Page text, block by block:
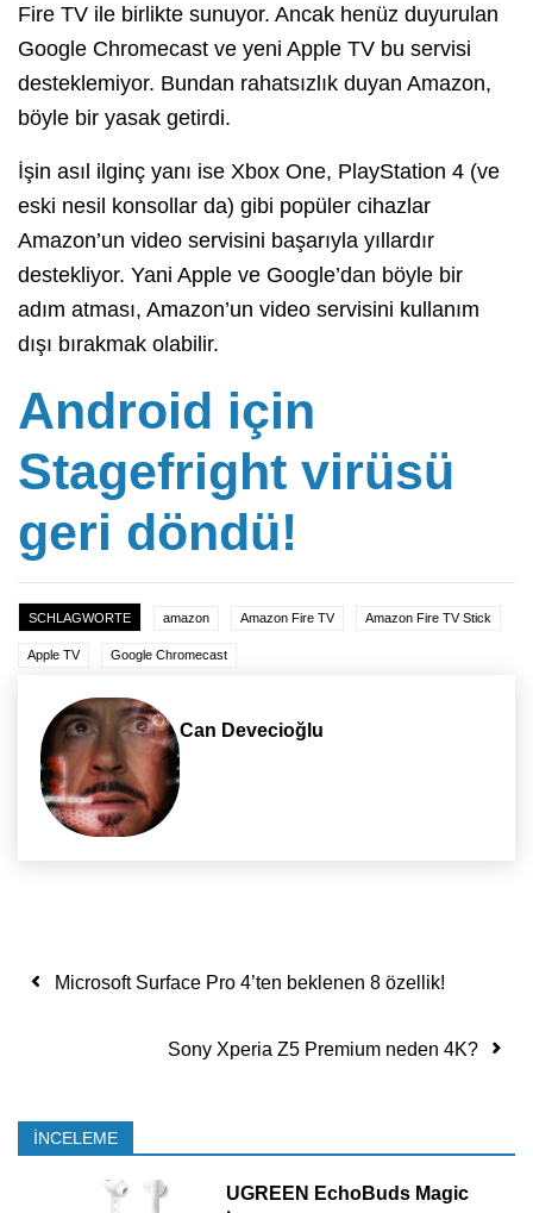
Fire TV ile birlikte sunuyor. Ancak henüz duyurulan
Google Chromecast ve yeni Apple TV bu servisi
desteklemiyor. Bundan rahatsızlık duyan Amazon,
böyle bir yasak getirdi.
İşin asıl ilginç yanı ise Xbox One, PlayStation 4 (ve
eski nesil konsollar da) gibi popüler cihazlar
Amazon’un video servisini başarıyla yıllardır
destekliyor. Yani Apple ve Google’dan böyle bir
adım atması, Amazon’un video servisini kullanım
dışı bırakmak olabilir.
Android için
Stagefright virüsü
geri döndü!
SCHLAGWORTE amazon Amazon Fire TV Amazon Fire TV Stick
Apple TV Google Chromecast
Can Devecioğlu
Yazı dolaşımı
Microsoft Surface Pro 4’ten beklenen 8 özellik!
Sony Xperia Z5 Premium neden 4K?
İNCELEME
UGREEN EchoBuds Magic